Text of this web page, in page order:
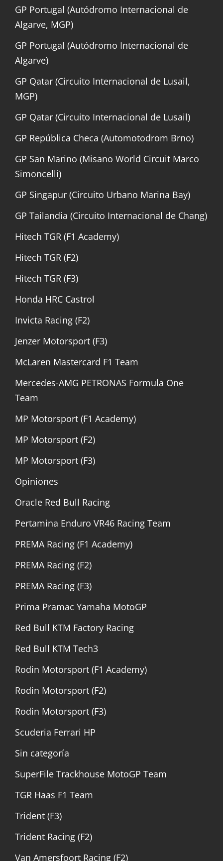
GP Portugal (Autódromo Internacional de
Algarve, MGP)
GP Portugal (Autódromo Internacional de
Algarve)
GP Qatar (Circuito Internacional de Lusail,
MGP)
GP Qatar (Circuito Internacional de Lusail)
GP República Checa (Automotodrom Brno)
GP San Marino (Misano World Circuit Marco
Simoncelli)
GP Singapur (Circuito Urbano Marina Bay)
GP Tailandia (Circuito Internacional de Chang)
Hitech TGR (F1 Academy)
Hitech TGR (F2)
Hitech TGR (F3)
Honda HRC Castrol
Invicta Racing (F2)
Jenzer Motorsport (F3)
McLaren Mastercard F1 Team
Mercedes-AMG PETRONAS Formula One
Team
MP Motorsport (F1 Academy)
MP Motorsport (F2)
MP Motorsport (F3)
Opiniones
Oracle Red Bull Racing
Pertamina Enduro VR46 Racing Team
PREMA Racing (F1 Academy)
PREMA Racing (F2)
PREMA Racing (F3)
Prima Pramac Yamaha MotoGP
Red Bull KTM Factory Racing
Red Bull KTM Tech3
Rodin Motorsport (F1 Academy)
Rodin Motorsport (F2)
Rodin Motorsport (F3)
Scuderia Ferrari HP
Sin categoría
SuperFile Trackhouse MotoGP Team
TGR Haas F1 Team
Trident (F3)
Trident Racing (F2)
Van Amersfoort Racing (F2)